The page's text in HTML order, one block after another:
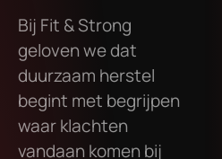
Bij Fit & Strong
geloven we dat
duurzaam herstel
begint met begrijpen
waar klachten
vandaan komen bij